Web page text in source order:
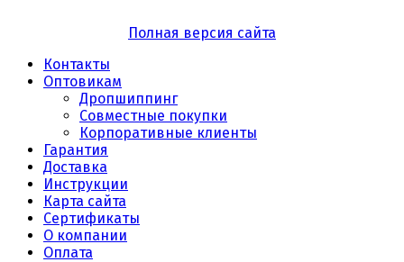
Полная версия сайта
Контакты
Оптовикам
Дропшиппинг
Совместные покупки
Корпоративные клиенты
Гарантия
Доставка
Инструкции
Карта сайта
Сертификаты
О компании
Оплата